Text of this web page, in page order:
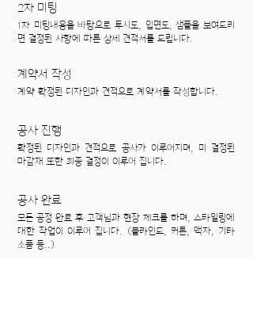
2차 미팅
​1차 미팅내용을 바탕으로 투시도, 입면도, 샘플을 보여드리
면 결정된 사항에 따른 상세 견적서를 드립니다.
계약서 작성
계약 확정된 디자인과 견적으로 계약서를 작성합니다.
공사 진행
확정된 디자인과 견적으로 공사가 이루어지며, 미 결정된
마감재 또한 최종 결정이 이루어 집니다.
공사 완료
모든 공정 완료 후 고객님과 현장 체크를 하며, 스타일링에
대한 작업이 이루어 집니다. (블라인드, 커튼, 액자, 기타
소품 등..)